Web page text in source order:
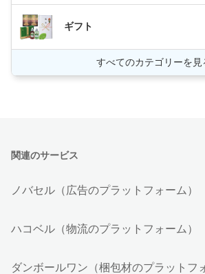
ギフト
すべてのカテゴリーを見
関連のサービス
ノバセル（広告のプラットフォーム）
ハコベル（物流のプラットフォーム）
ダンボールワン（梱包材のプラットフ